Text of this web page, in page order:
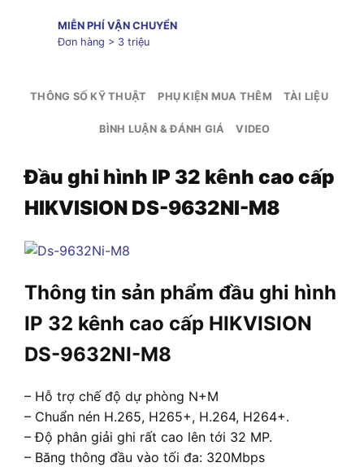
MIỄN PHÍ VẬN CHUYỂN
Đơn hàng > 3 triệu
THÔNG SỐ KỸ THUẬT PHỤ KIỆN MUA THÊM TÀI LIỆU
BÌNH LUẬN & ĐÁNH GIÁ VIDEO
Đầu ghi hình IP 32 kênh cao cấp
HIKVISION DS-9632NI-M8
Thông tin sản phẩm đầu ghi hình
IP 32 kênh cao cấp HIKVISION
DS-9632NI-M8
– Hỗ trợ chế độ dự phòng N+M
– Chuẩn nén H.265, H265+, H.264, H264+.
– Độ phân giải ghi rất cao lên tới 32 MP.
– Băng thông đầu vào tối đa: 320Mbps